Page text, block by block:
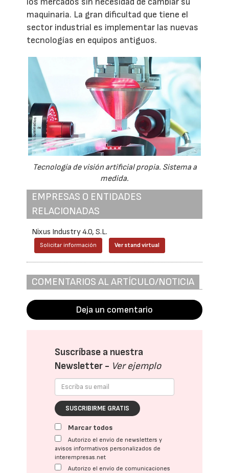
maquinaria. La gran dificultad que tiene el
sector industrial es implementar las nuevas
tecnologías en equipos antiguos.
Tecnología de visión artificial propia. Sistema a
medida.
EMPRESAS O ENTIDADES
RELACIONADAS
Nixus Industry 4.0, S.L.
Solicitar información Ver stand virtual
COMENTARIOS AL ARTÍCULO/NOTICIA
Deja un comentario
Suscríbase a nuestra
Newsletter - Ver ejemplo
SUSCRIBIRME GRATIS
Marcar todos
Autorizo el envío de newsletters y
avisos informativos personalizados de
interempresas.net
Autorizo el envío de comunicaciones